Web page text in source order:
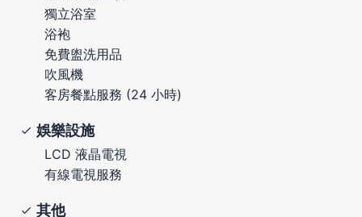
獨立浴室
浴袍
免費盥洗用品
吹風機
客房餐點服務 (24 小時)
娛樂設施
LCD 液晶電視
有線電視服務
其他